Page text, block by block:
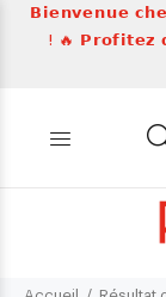
𝗕𝗶𝗲𝗻𝘃𝗲𝗻𝘂𝗲
! 🔥 𝗣𝗿𝗼𝗳𝗶𝘁𝗲𝘇